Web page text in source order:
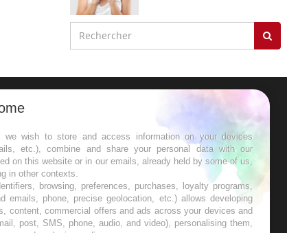
semaines les meilleures
we wish to store and access information on your devices
etc.), combine and share your personal data with our
on this website or in our emails, already held by some of us,
in other contexts.
browsing, preferences, purchases, loyalty programs,
emails, phone, precise geolocation, etc.) allows developing
content, commercial offers and ads across your devices and
post, SMS, phone, audio, and video), personalising them,